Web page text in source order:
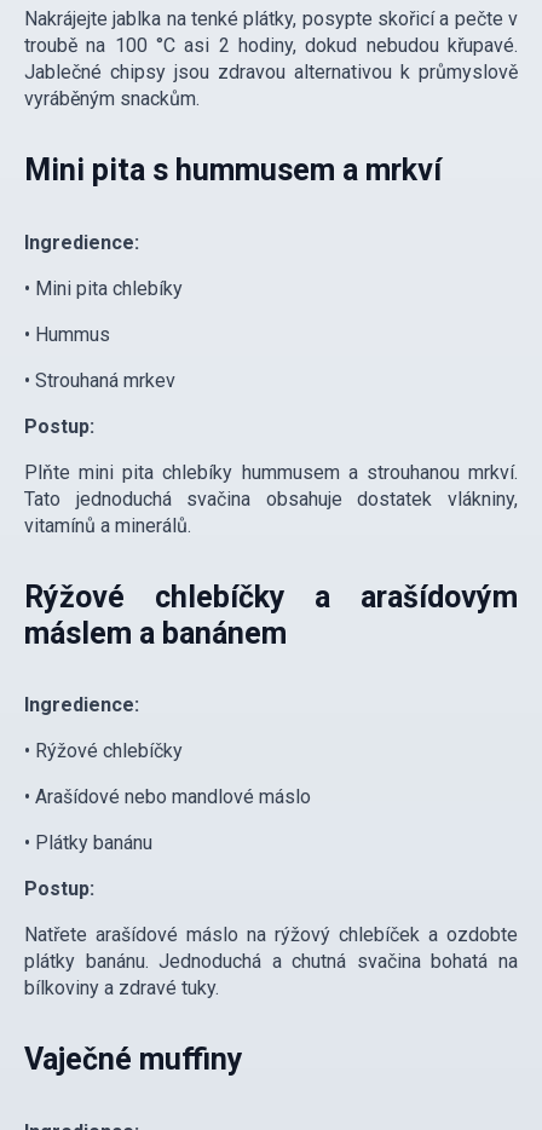
Nakrájejte jablka na tenké plátky, posypte skořicí a pečte v
troubě na 100 °C asi 2 hodiny, dokud nebudou křupavé.
Jablečné chipsy jsou zdravou alternativou k průmyslově
vyráběným snackům.
Mini pita s hummusem a mrkví
Ingredience:
• Mini pita chlebíky
• Hummus
• Strouhaná mrkev
Postup:
Plňte mini pita chlebíky hummusem a strouhanou mrkví.
Tato jednoduchá svačina obsahuje dostatek vlákniny,
vitamínů a minerálů.
Rýžové chlebíčky a arašídovým
máslem a banánem
Ingredience:
• Rýžové chlebíčky
• Arašídové nebo mandlové máslo
• Plátky banánu
Postup:
Natřete arašídové máslo na rýžový chlebíček a ozdobte
plátky banánu. Jednoduchá a chutná svačina bohatá na
bílkoviny a zdravé tuky.
Vaječné muffiny